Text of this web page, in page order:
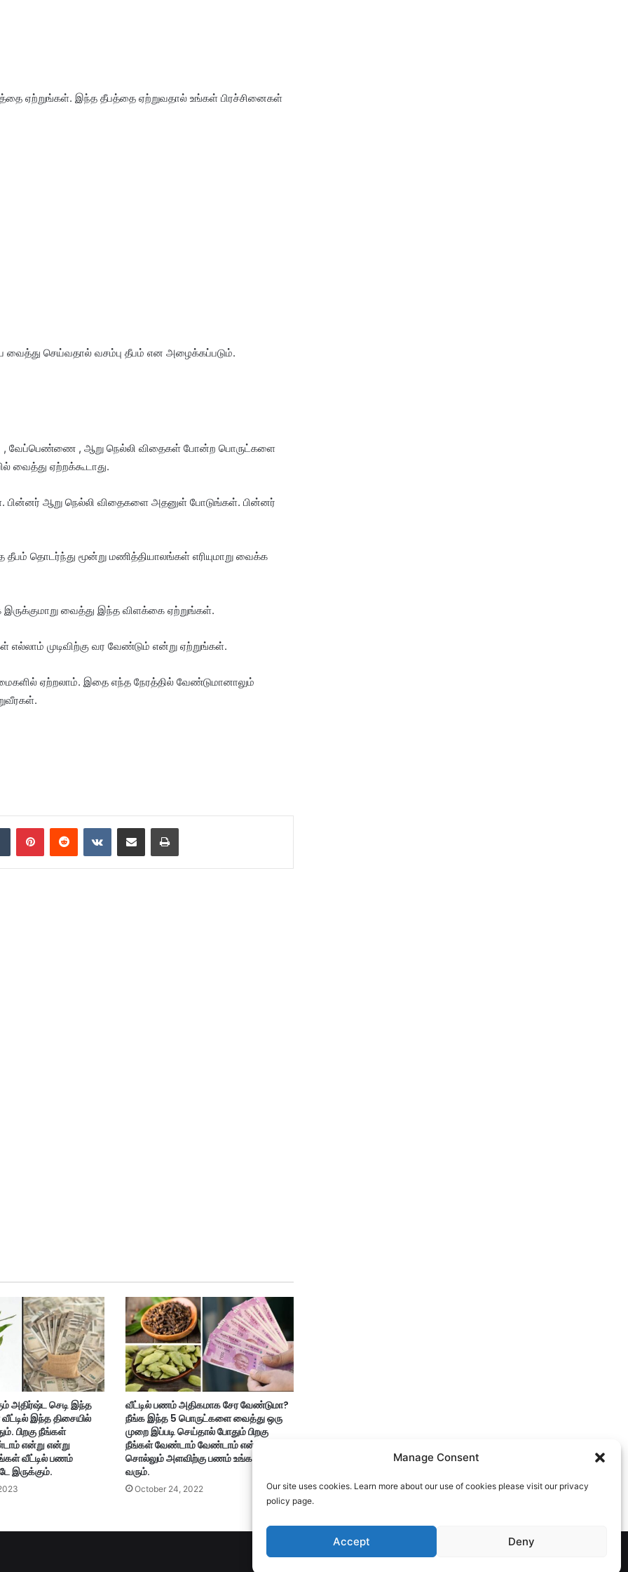
Manage Consent
Our site uses cookies. Learn more about our use of cookies please visit our privacy
policy page.
Accept Deny
ஏற்றுங்கள். இந்த தீபத்தை ஏற்றுவதால் உங்கள் பிரச்சினைகள்
செய்வதால் வசம்பு தீபம் என அழைக்கப்படும்.
, வேப்பெண்ணை , ஆறு நெல்லி விதைகள் போன்ற பொருட்களை
ஏற்றக்கூடாது.
ஆறு நெல்லி விதைகளை அதனுள் போடுங்கள். பின்னர்
தொடர்ந்து மூன்று மணித்தியாலங்கள் எரியுமாறு வைக்க
வைத்து இந்த விளக்கை ஏற்றுங்கள்.
எல்லாம் முடிவிற்கு வர வேண்டும் என்று ஏற்றுங்கள்.
ஏற்றலாம். இதை எந்த நேரத்தில் வேண்டுமானாலும்
Tumblr PinterestReddit VKontakteShare via Email Print
அதிர்ஷ்ட செடி இந்த
இந்த திசையில்
பிறகு நீங்கள்
என்று என்று
வீட்டில் பணம்
இருக்கும்.
வீட்டில் பணம் அதிகமாக சேர வேண்டுமா?
நீங்க இந்த 5 பொருட்களை வைத்து ஒரு
முறை இப்படி செய்தால் போதும் பிறகு
நீங்கள் வேண்டாம் வேண்டாம் என்று
சொல்லும் அளவிற்கு பணம் உங்களை தேடி
வரும்.
October 24, 2022